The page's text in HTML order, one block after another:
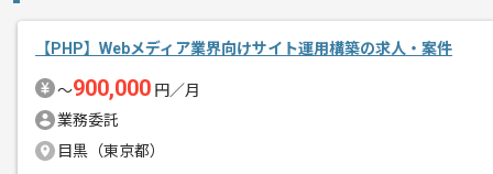
【PHP】Webメディア業界向けサイト運用構築の求人・案件
〜900,000 円／月
業務委託
目黒（東京都）